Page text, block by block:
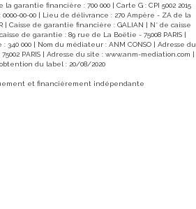
la garantie financière : 700 000 | Carte G : CPI 5002 2015
0000-00-00 | Lieu de délivrance : 270 Ampère - ZA de la
| Caisse de garantie financière : GALIAN | N° de caisse
de garantie : 89 rue de La Boëtie - 75008 PARIS |
000 | Nom du médiateur : ANM CONSO | Adresse du
PARIS | Adresse du site : www.anm-mediation.com |
du label : 20/08/2020
et financièrement indépendante